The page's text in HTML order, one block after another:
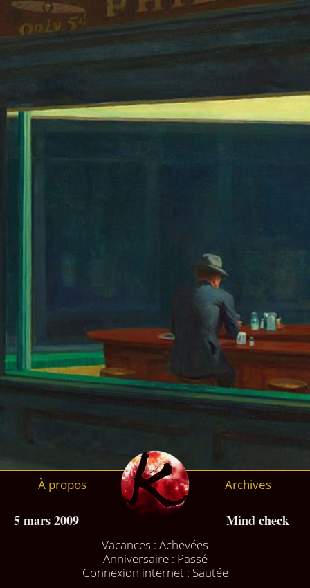
À propos Archives
5 mars 2009 Mind check
Vacances : Achevées
Anniversaire : Passé
Connexion internet : Sautée